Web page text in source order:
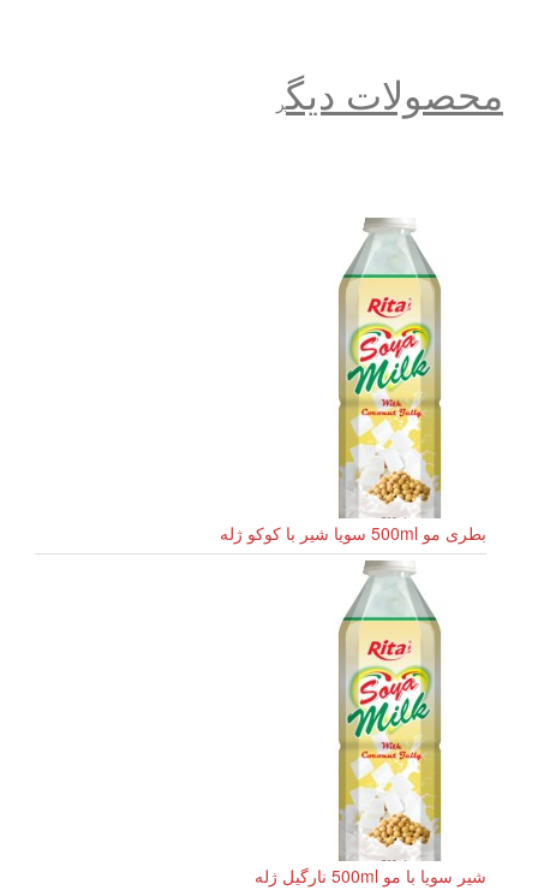
محصولات دیگر
بطری مو 500ml سویا شیر با کوکو ژله
شیر سویا با مو 500ml نارگیل ژله